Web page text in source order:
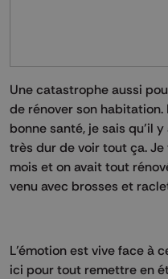
Une catastrophe aussi
de rénover son habitation.
bonne santé, je sais qu’il
très dur de voir tout ça. Je
mois et on avait tout
venu avec brosses et
L’émotion est vive face à
ici pour tout remettre en